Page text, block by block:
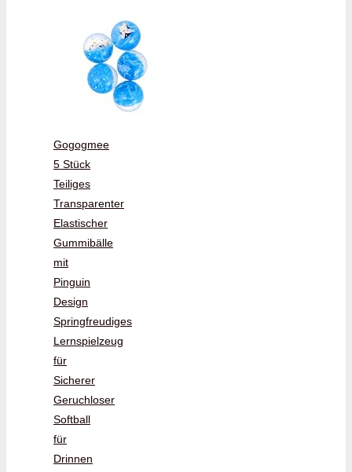
Gogogmee
5 Stück
Teiliges
Transparenter
Elastischer
Gummibälle
mit
Pinguin
Design
Springfreudiges
Lernspielzeug
für
Sicherer
Geruchloser
Softball
für
Drinnen